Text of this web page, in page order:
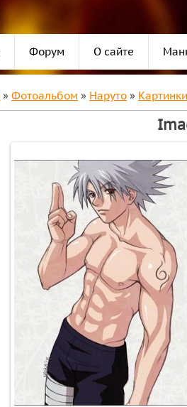
Форум О сайте
» Фотоальбом » Наруто » Картинки